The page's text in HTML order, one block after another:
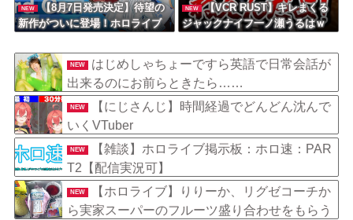
NEW
【8月7日発売決定】待望の
新作がついに登場！ホロライブ
広げる『ホロライブファンタジ
ーバトル』のゲームPVが公開！
Nintendo SwitchとSteam
NEW
【VCR RUST】キレまくる
ジャックナイフ一ノ瀬うるはｗ
NEW
はじめしゃちょーですら英語で日常会話が
出来るのにお前らときたら……
NEW
【にじさんじ】時間経過でどんどん沈んで
いくVTuber
NEW
【雑談】ホロライブ掲示板：ホロ速：PAR
T2【配信実況可】
NEW
【ホロライブ】りりーか、リグゼコーチか
ら実家スーパーのフルーツ盛り合わせをもらう